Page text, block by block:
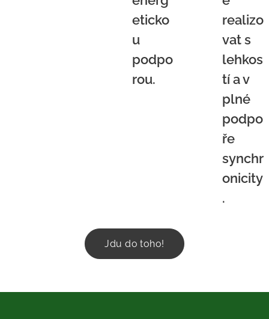
eticko
u
podpo
rou.
realizo
vat s
lehkos
tí a v
plné
podpo
ře
synchr
onicity
.
Jdu do toho!